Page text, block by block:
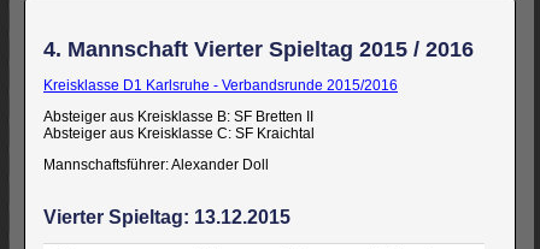
4. Mannschaft Vierter Spieltag 2015 / 2016
Kreisklasse D1 Karlsruhe - Verbandsrunde 2015/2016
Absteiger aus Kreisklasse B: SF Bretten II
Absteiger aus Kreisklasse C: SF Kraichtal
Mannschaftsführer: Alexander Doll
Vierter Spieltag: 13.12.2015